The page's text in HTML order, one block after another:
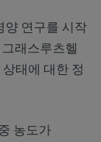
양 연구를 시작
래스루츠헬
태에 대한 정
농도가